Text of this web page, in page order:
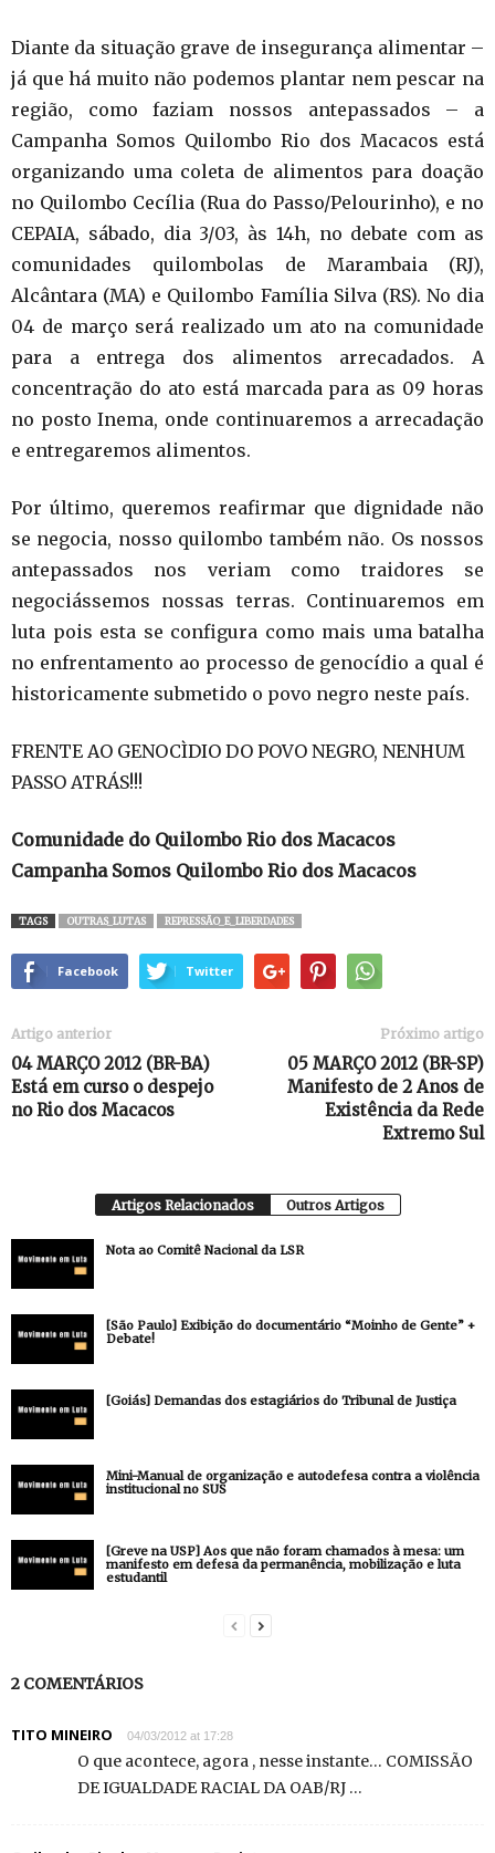
Diante da situação grave de insegurança alimentar –
já que há muito não podemos plantar nem pescar na
região, como faziam nossos antepassados – a
Campanha Somos Quilombo Rio dos Macacos está
organizando uma coleta de alimentos para doação
no Quilombo Cecília (Rua do Passo/Pelourinho), e no
CEPAIA, sábado, dia 3/03, às 14h, no debate com as
comunidades quilombolas de Marambaia (RJ),
Alcântara (MA) e Quilombo Família Silva (RS). No dia
04 de março será realizado um ato na comunidade
para a entrega dos alimentos arrecadados. A
concentração do ato está marcada para as 09 horas
no posto Inema, onde continuaremos a arrecadação
e entregaremos alimentos.
Por último, queremos reafirmar que dignidade não
se negocia, nosso quilombo também não. Os nossos
antepassados nos veriam como traidores se
negociássemos nossas terras. Continuaremos em
luta pois esta se configura como mais uma batalha
no enfrentamento ao processo de genocídio a qual é
historicamente submetido o povo negro neste país.
FRENTE AO GENOCÌDIO DO POVO NEGRO, NENHUM
PASSO ATRÁS!!!
Comunidade do Quilombo Rio dos Macacos
Campanha Somos Quilombo Rio dos Macacos
TAGS OUTRAS_LUTAS REPRESSÃO_E_LIBERDADES
Facebook Twitter
Artigo anterior
04 MARÇO 2012 (BR-BA)
Está em curso o despejo
no Rio dos Macacos
Próximo artigo
05 MARÇO 2012 (BR-SP)
Manifesto de 2 Anos de
Existência da Rede
Extremo Sul
Artigos Relacionados Outros Artigos
Nota ao Comitê Nacional da LSR
[São Paulo] Exibição do documentário “Moinho de Gente” +
Debate!
[Goiás] Demandas dos estagiários do Tribunal de Justiça
Mini-Manual de organização e autodefesa contra a violência
institucional no SUS
[Greve na USP] Aos que não foram chamados à mesa: um
manifesto em defesa da permanência, mobilização e luta
estudantil
2 COMENTÁRIOS
TITO MINEIRO 04/03/2012 at 17:28
O que acontece, agora , nesse instante… COMISSÃO
DE IGUALDADE RACIAL DA OAB/RJ …